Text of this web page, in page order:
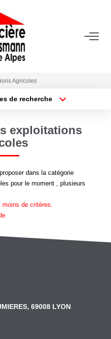
Location
De Syndic
Syndical Et Les
Agricoles
de recherche
Surface min
exploitations
dans la catégorie
pour le moment , plusieurs
de critères.
69008 LYON